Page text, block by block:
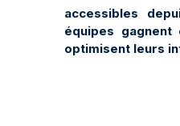
accessibles
équipes
optimisent leurs